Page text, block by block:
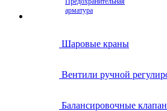
арматура
Шаровые краны
Вентили ручной
Балансировочные